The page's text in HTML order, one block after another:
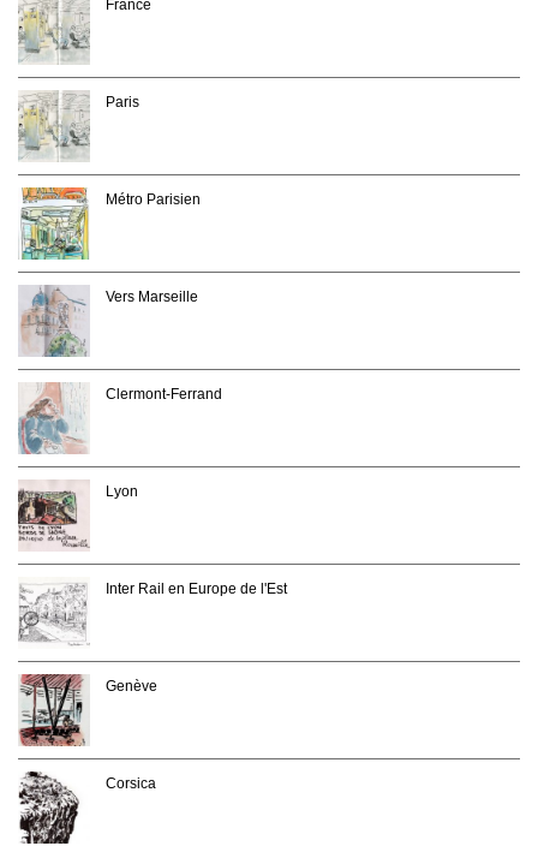
France
Paris
Métro Parisien
Vers Marseille
Clermont-Ferrand
Lyon
Inter Rail en Europe de l'Est
Genève
Corsica